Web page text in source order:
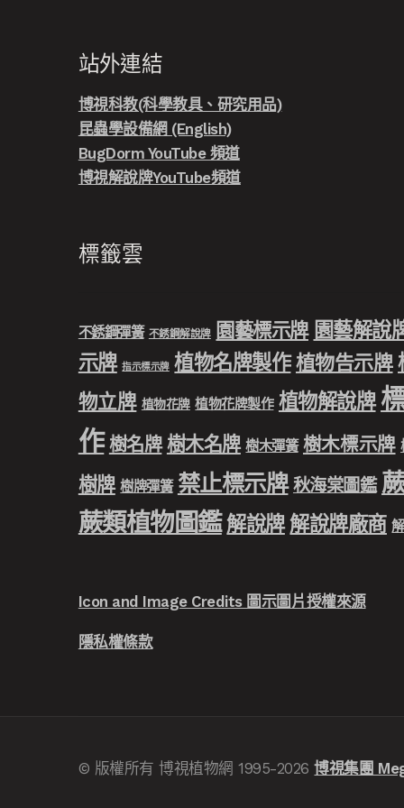
站外連結
博視科教(科學教具、研究用品)
昆蟲學設備網 (English)
BugDorm YouTube 頻道
博視解說牌YouTube頻道
標籤雲
不銹鋼彈簧 不銹鋼解說牌 園藝標示牌 園藝解說
示牌 指示標示牌 植物名牌製作 植物告示牌
物立牌 植物花牌 植物花牌製作 植物解說牌
作 樹名牌 樹木名牌 樹木彈簧 樹木標示牌
樹牌 樹牌彈簧 禁止標示牌 秋海棠圖鑑
蕨類植物圖鑑 解說牌 解說牌廠商
Icon and Image Credits 圖示圖片授權來源
隱私權條款
© 版權所有 博視植物網 1995-2026博視集團